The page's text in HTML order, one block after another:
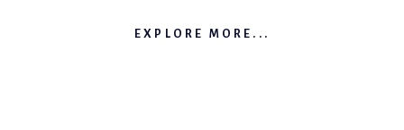
EXPLORE MORE...